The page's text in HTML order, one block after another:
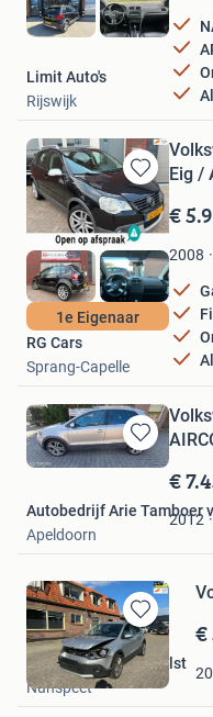
Limit Auto's
Rijswijk
Bewaren
in
Mijn
Favorieten
1e Eigenaar
Eig /
€
2008
RG Cars
Sprang-Capelle
Bewaren
in
Favorieten
€
2012
Autobedrijf Arie Tamboer
Apeldoorn
Bewaren
in
Mijn
Favorieten
€
Autohandel H. van Olst
Nunspeet